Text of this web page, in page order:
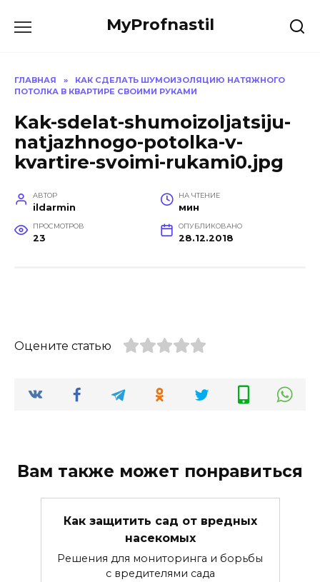
MyProfnastil
ГЛАВНАЯ »
КАК СДЕЛАТЬ ШУМОИЗОЛЯЦИЮ НАТЯЖНОГО
ПОТОЛКА В КВАРТИРЕ СВОИМИ РУКАМИ
Kak-sdelat-shumoizoljatsiju-
natjazhnogo-potolka-v-
kvartire-svoimi-rukami0.jpg
АВТОР
ildarmin
НА ЧТЕНИЕ
мин
ПРОСМОТРОВ
23
ОПУБЛИКОВАНО
28.12.2018
Оцените статью
Вам также может понравиться
Как защитить сад от вредных
насекомых
Решения для мониторинга и борьбы
с вредителями сада